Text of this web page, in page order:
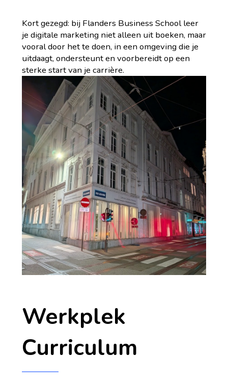
Kort gezegd: bij Flanders Business School leer
je digitale marketing niet alleen uit boeken, maar
vooral door het te doen, in een omgeving die je
uitdaagt, ondersteunt en voorbereidt op een
sterke start van je carrière.
Werkplek
Curriculum